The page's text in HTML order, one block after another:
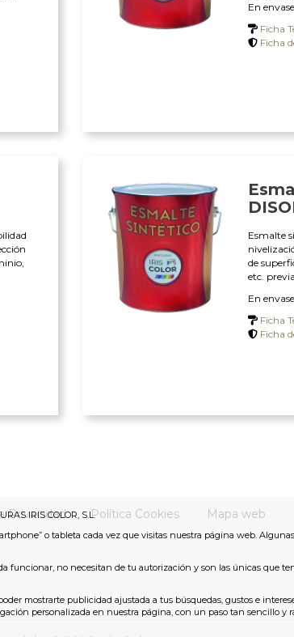
En
Ficha
Ficha
Esmalte
de
etc.
En
Ficha
Ficha
Privacidad Política Cookies Mapa web
IRIS COLOR, S.L.
o tableta cada vez que visitas nuestra página web.
funcionar, no necesitan de tu autorización y son las únicas que
mostrarte publicidad ajustada a tus búsquedas, gustos e
personalizada en nuestra página, con un paso tan sencillo y